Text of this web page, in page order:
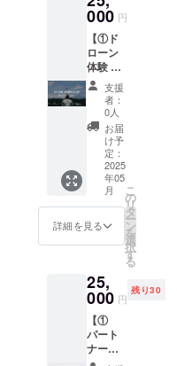
さい。
希望さ
れない
場合は
「掲載
なし」
とご記
入くだ
さい。
所：
SHONA
Nの公式
HP ・掲
載期
間：
2025年
5月1
日〜1年
間掲載
・掲載
方法：
文字の
意事
項：掲
る方
は、備
考欄に
お名前
をご記
入くだ
確認く
ださ
い） ・
カラー
展開：
ホワイ
ト ※背
番号を
ご希望
の方
は、備
考欄に
番号を
ご入力
くださ
い。
全ての
リター
付属し
ます。
公式HP
TRANK
SHONA
Nの記念
すべき
初代1st
ユニ
フォー
ムに、
現役J
リー
ガーの
パート
ナー4名
の直筆
サイン
を添え
サイズ
展開：
130〜
2XL（
サイズ
チャー
000 円
【①ド
ローン
体験 +
②HPへ
の氏名
掲載
権】 ①
ドロー
ン体験
TRANK
SHONA
Nを運営
する
SKY.U
株式会
社のド
事業が
提供す
る特別
なド
ローン
体験プ
支援
者：
0人
お届
け予
定：
2025
年05
月
詳細を見る
こ
の
リ
タ
ー
ン
を
選
択
す
る
25,
000 円
残り30
【①
パート
ナーと
のサッ